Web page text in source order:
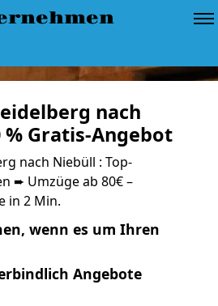
nach
Gratis-Angebot
nach Niebüll : Top-
➨ Umzüge ab 80€ –
in 2 Min.
wenn es um Ihren
Angebote